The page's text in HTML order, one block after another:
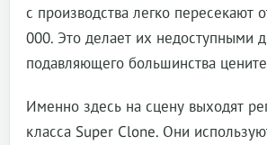
с производства легко пересекают
000. Это делает их недоступными
подавляющего большинства
Именно здесь на сцену выходят
класса Super Clone. Они